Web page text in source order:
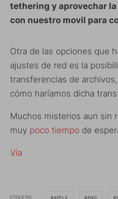
tethering y aprovechar
con nuestro movil para
Otra de las opciones que
ajustes de red es la
transferencias de
cómo haríamos dicha
Muchos misterios aun sin
muy poco tiempo de
Vía
ETIQUETAS APPLE IPAD